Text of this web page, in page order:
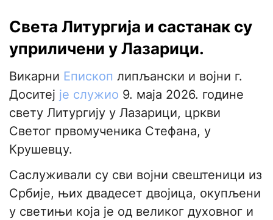
Света Литургија и састанак су
уприличени у Лазарици.
Викарни Епископ липљански и војни г.
Доситеј је служио 9. маја 2026. године
свету Литургију у Лазарици, цркви
Светог првомученика Стефана, у
Крушевцу.
Саслуживали су сви војни свештеници из
Србије, њих двадесет двојица, окупљени
у светињи која је од великог духовног и